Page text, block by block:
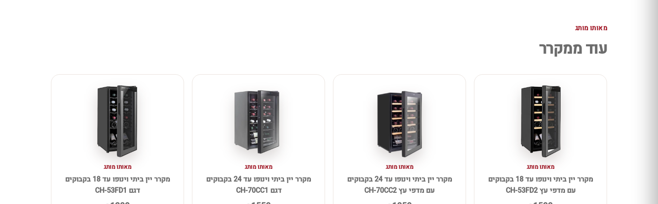
מאותו מותג
עוד ממקרר
מאותו מותג
מקרר יין ביתי וינופו עד 18 בקבוקים
עם מדפי עץ CH-53FD2
מאותו מותג
מקרר יין ביתי וינופו עד 24 בקבוקים
עם מדפי עץ CH-70CC2
מאותו מותג
מקרר יין ביתי וינופו עד 24 בקבוקים
דגם CH-70CC1
מאותו מותג
מקרר יין ביתי וינופו עד 18 בקבוקים
דגם CH-53FD1